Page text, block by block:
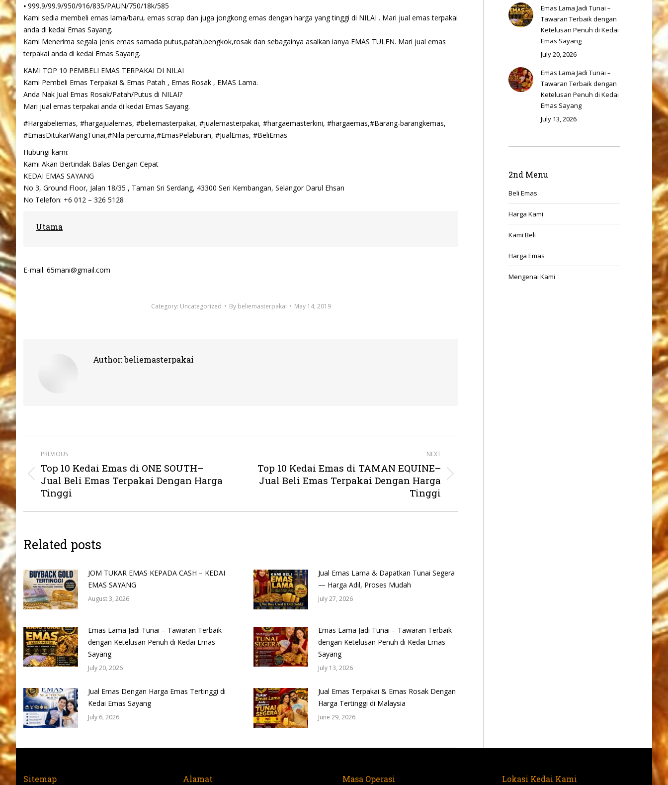
⦁ 999.9/99.9/950/916/835/PAUN/750/18k/585
Kami sedia membeli emas lama/baru, emas scrap dan juga jongkong emas dengan harga yang tinggi di NILAI . Mari jual emas terpakai
anda di kedai Emas Sayang.
Kami Menerima segala jenis emas samada putus,patah,bengkok,rosak dan sebagainya asalkan ianya EMAS TULEN. Mari jual emas
terpakai anda di kedai Emas Sayang.
KAMI TOP 10 PEMBELI EMAS TERPAKAI DI NILAI
Kami Pembeli Emas Terpakai & Emas Patah , Emas Rosak , EMAS Lama.
Anda Nak Jual Emas Rosak/Patah/Putus di NILAI?
Mari jual emas terpakai anda di kedai Emas Sayang.
#Hargabeliemas, #hargajualemas, #beliemasterpakai, #jualemasterpakai, #hargaemasterkini, #hargaemas,#Barang-barangkemas,
#EmasDitukarWangTunai,#Nila percuma,#EmasPelaburan, #JualEmas, #BeliEmas
Hubungi kami:
Kami Akan Bertindak Balas Dengan Cepat
KEDAI EMAS SAYANG
No 3, Ground Floor, Jalan 18/35 , Taman Sri Serdang, 43300 Seri Kembangan, Selangor Darul Ehsan
No Telefon: +6 012 – 326 5128
Utama
E-mail: 65mani@gmail.com
Category: Uncategorized By beliemasterpakai May 14, 2019
Author:beliemasterpakai
navigation
PREVIOUS
Previous
post:
Top 10 Kedai Emas di ONE SOUTH–
Jual Beli Emas Terpakai Dengan Harga
Tinggi
NEXT
Next
Top 10 Kedai Emas di TAMAN EQUINE–
Jual Beli Emas Terpakai Dengan Harga
Tinggi
Related posts
JOM TUKAR EMAS KEPADA CASH – KEDAI
EMAS SAYANG
August 3, 2026
Jual Emas Lama & Dapatkan Tunai Segera
— Harga Adil, Proses Mudah
July 27, 2026
Emas Lama Jadi Tunai – Tawaran Terbaik
dengan Ketelusan Penuh di Kedai Emas
Sayang
July 20, 2026
Emas Lama Jadi Tunai – Tawaran Terbaik
dengan Ketelusan Penuh di Kedai Emas
Sayang
July 13, 2026
Jual Emas Dengan Harga Emas Tertinggi di
Kedai Emas Sayang
July 6, 2026
Jual Emas Terpakai & Emas Rosak Dengan
Harga Tertinggi di Malaysia
June 29, 2026
Emas Lama Jadi Tunai –
Tawaran Terbaik dengan
Ketelusan Penuh di Kedai
Emas Sayang
July 20, 2026
Emas Lama Jadi Tunai –
Tawaran Terbaik dengan
Ketelusan Penuh di Kedai
Emas Sayang
July 13, 2026
2nd Menu
Beli Emas
Harga Kami
Kami Beli
Harga Emas
Mengenai Kami
Sitemap Alamat Masa Operasi Lokasi Kedai Kami